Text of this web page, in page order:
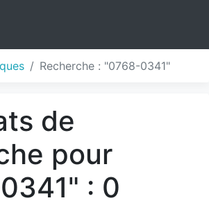
Recherche : "0768-0341"
de
pour
: 0